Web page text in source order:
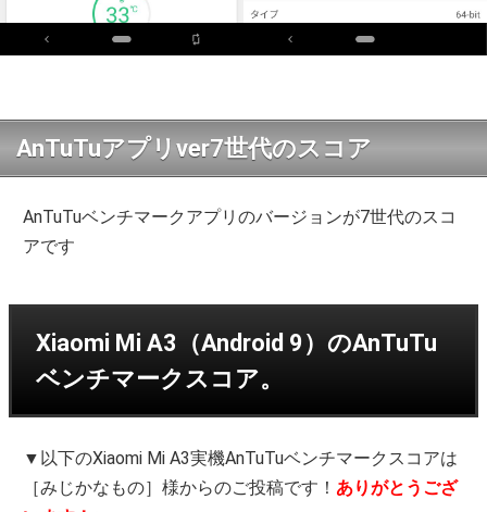
AnTuTuアプリver7世代のスコア
AnTuTuベンチマークアプリのバージョンが7世代のスコ
アです
Xiaomi Mi A3（Android 9）のAnTuTu
ベンチマークスコア。
▼以下のXiaomi Mi A3実機AnTuTuベンチマークスコアは
［みじかなもの］様からのご投稿です！ ありがとうござ